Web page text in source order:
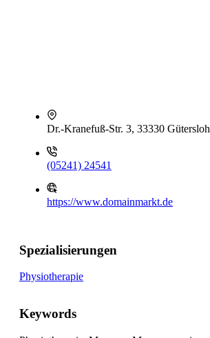
Dr.-Kranefuß-Str. 3, 33330 Gütersloh
(05241) 24541
https://www.domainmarkt.de
Spezialisierungen
Physiotherapie
Keywords